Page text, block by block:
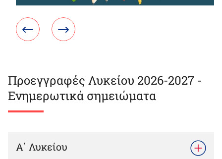
Προεγγραφές Λυκείου 2026-2027 -
Ενημερωτικά σημειώματα
Α΄ Λυκείου